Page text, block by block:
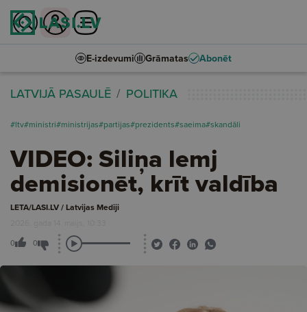
E-izdevumi Grāmatas Abonēt
LATVIJĀ PASAULĒ POLITIKA
#ltv#ministri#ministrijas#partijas#prezidents#saeima#skandāli
VIDEO: Siliņa lemj
demisionēt, krīt valdība
LETA/LASI.LV / Latvijas Mediji
2026. gada 14. maijs, 10:33
0 0